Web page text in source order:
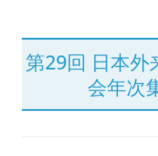
第29回 日本外
会年次